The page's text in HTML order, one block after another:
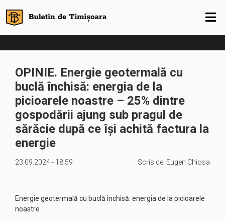
OPINIE. Energie geotermală cu
buclă închisă: energia de la
picioarele noastre – 25% dintre
gospodării ajung sub pragul de
sărăcie după ce își achită factura la
energie
23.09.2024 - 18:59 Scris de: Eugen Chiosa
Energie geotermală cu buclă închisă: energia de la picioarele
noastre